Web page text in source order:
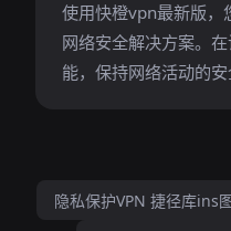
使用快橙vpn最新版，
网络安全解决方案。
能，保持网络活动的安
隐私保护VPN 捷径库ins